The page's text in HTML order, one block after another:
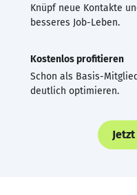
Knüpf neue Kontakte
besseres Job-Leben.
Kostenlos profitieren
Schon als Basis-
deutlich optimieren.